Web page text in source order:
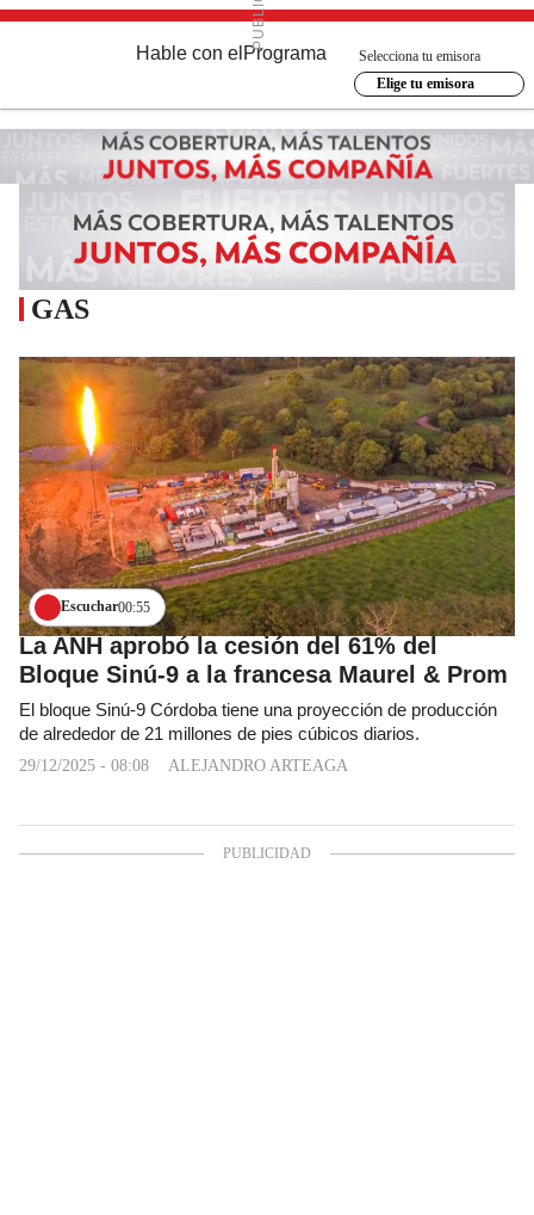
Hable con el Programa
Selecciona tu emisora
Elige tu emisora
GAS
Escuchar00:55
La ANH aprobó la cesión del 61% del
Bloque Sinú-9 a la francesa Maurel & Prom
El bloque Sinú-9 Córdoba tiene una proyección de producción
de alrededor de 21 millones de pies cúbicos diarios.
29/12/2025 - 08:08 ALEJANDRO ARTEAGA